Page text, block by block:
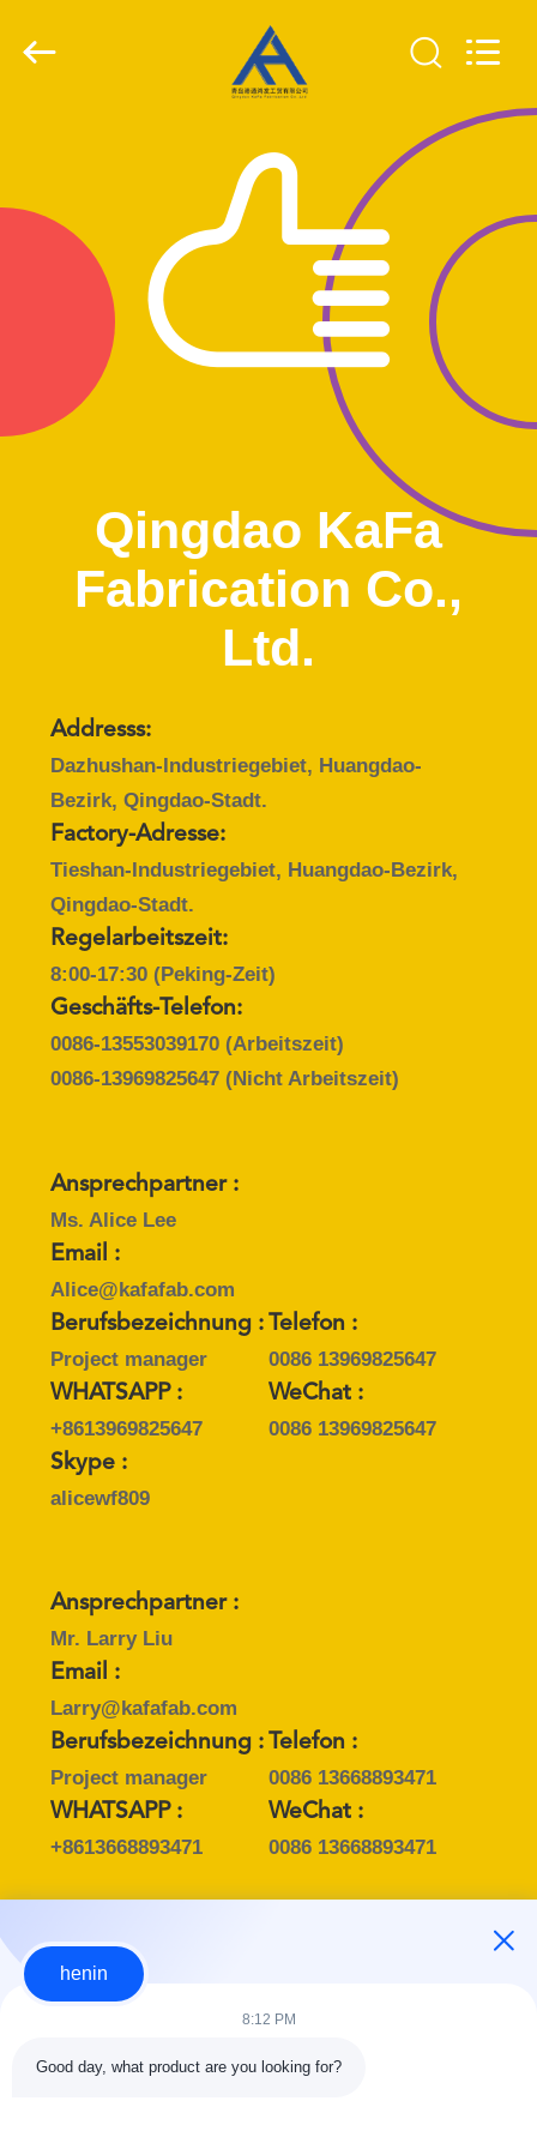
PRODUKTE
VIDEOS
SHOW
WERKSBESICHTIGUNG
KONTAKT
NEUIGKEITEN
FÄLLE
SITEMAP
DATENSCHUTZRICHTLINIE
Qingdao KaFa
Fabrication Co.,
Ltd.
Addresss:
Dazhushan-Industriegebiet, Huangdao-
Bezirk, Qingdao-Stadt.
Factory-Adresse:
Tieshan-Industriegebiet, Huangdao-Bezirk,
Qingdao-Stadt.
Regelarbeitszeit:
8:00-17:30 (Peking-Zeit)
Geschäfts-Telefon:
0086-13553039170(Arbeitszeit)
0086-13969825647(Nicht Arbeitszeit)
Ansprechpartner :
Ms. Alice Lee
Email :
Alice@kafafab.com
Berufsbezeichnung :
Project manager
Telefon :
0086 13969825647
WHATSAPP :
+8613969825647
WeChat :
0086 13969825647
Skype :
alicewf809
Ansprechpartner :
Mr. Larry Liu
Email :
Larry@kafafab.com
Berufsbezeichnung :
Project manager
Telefon :
0086 13668893471
WHATSAPP :
+8613668893471
WeChat :
0086 13668893471
Ansprechpartner :
Mr. Henin Wong
henin@kafafab.com
henin
8:12 PM
Good day, what product are you looking for?